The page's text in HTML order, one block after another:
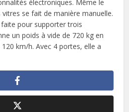
électroniques. Même le
vitres se fait de manière manuelle.
pour supporter trois
un poids à vide de 720 kg en
km/h. Avec 4 portes, elle a